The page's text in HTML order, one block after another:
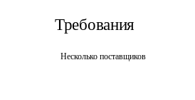
Требования
Несколько поставщиков